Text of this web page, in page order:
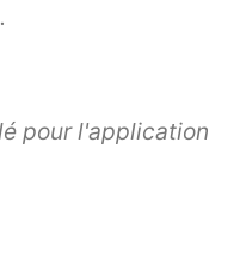
pour l'application